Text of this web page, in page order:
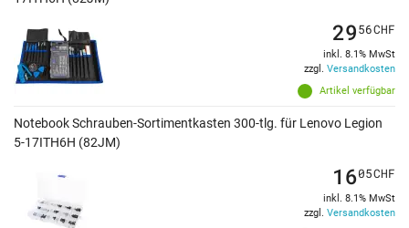
Artikel verfügbar
2956CHF
inkl. 8.1% MwSt
zzgl. Versandkosten
Notebook Schrauben-Sortimentkasten 300-tlg. für Lenovo Legion
5-17ITH6H (82JM)
1605CHF
inkl. 8.1% MwSt
zzgl. Versandkosten